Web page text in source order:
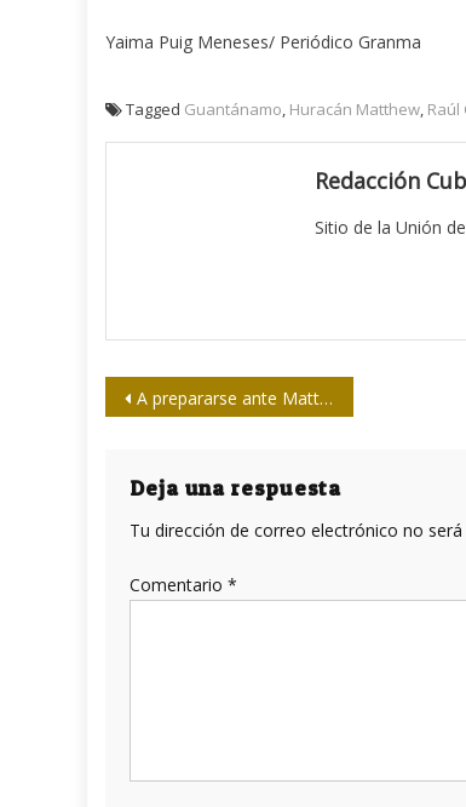
Yaima Puig Meneses/ Periódico Granma
Tagged Guantánamo, Huracán Matthew, Raúl
Redacción
Sitio de la Unión
Navegación
entradas
A prepararse ante Matthew y aprovechar toda experiencia, insta Raúl en Santiago
Deja una respuesta
Tu dirección de correo electrónico no será
Comentario *